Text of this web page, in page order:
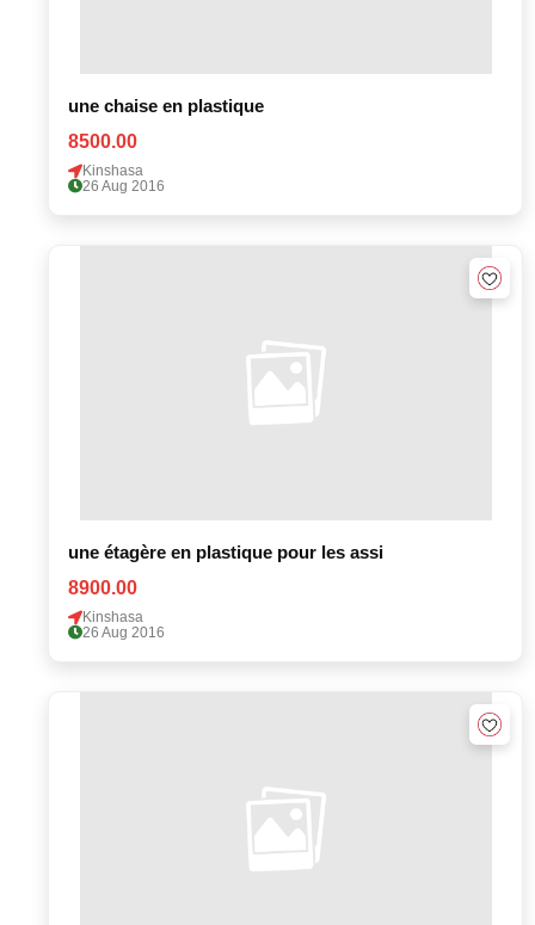
une chaise en plastique
8500.00
Kinshasa
26 Aug 2016
une étagère en plastique pour les assi
8900.00
Kinshasa
26 Aug 2016